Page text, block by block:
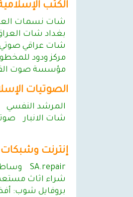
الكتب
شات نسمات
بغداد شات
شات عراقي صوتي
مركز ودود
مؤسسة صوت
الصوتيات
المرشد النفسي
شات الانبار
إنترنت وشبكات
SA.repair
شراء اثاث
بروفايل شوب: